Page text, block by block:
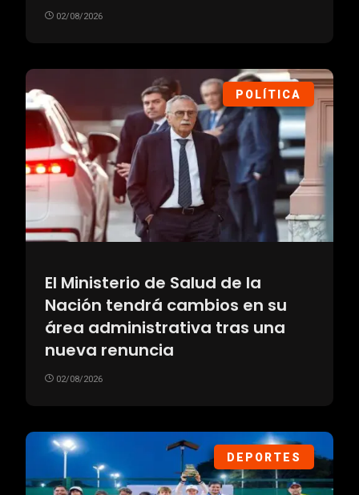
02/08/2026
POLÍTICA
El Ministerio de Salud de la
Nación tendrá cambios en su
área administrativa tras una
nueva renuncia
02/08/2026
DEPORTES